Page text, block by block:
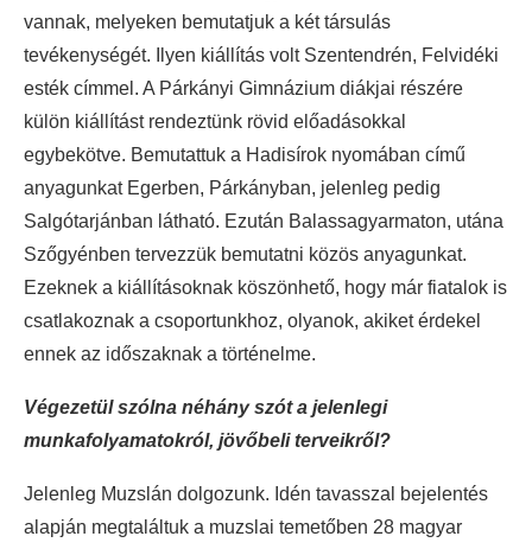
vannak, melyeken bemutatjuk a két társulás
tevékenységét. Ilyen kiállítás volt Szentendrén, Felvidéki
esték címmel. A Párkányi Gimnázium diákjai részére
külön kiállítást rendeztünk rövid előadásokkal
egybekötve. Bemutattuk a Hadisírok nyomában című
anyagunkat Egerben, Párkányban, jelenleg pedig
Salgótarjánban látható. Ezután Balassagyarmaton, utána
Szőgyénben tervezzük bemutatni közös anyagunkat.
Ezeknek a kiállításoknak köszönhető, hogy már fiatalok is
csatlakoznak a csoportunkhoz, olyanok, akiket érdekel
ennek az időszaknak a történelme.
Végezetül szólna néhány szót a jelenlegi
munkafolyamatokról, jövőbeli terveikről?
Jelenleg Muzslán dolgozunk. Idén tavasszal bejelentés
alapján megtaláltuk a muzslai temetőben 28 magyar